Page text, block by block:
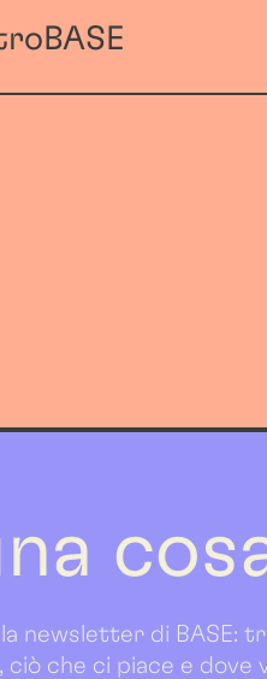
newsletter di BASE:
ciò che ci piace e dove